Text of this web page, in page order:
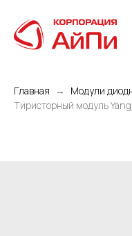
Главная Модули
Тиристорный модуль